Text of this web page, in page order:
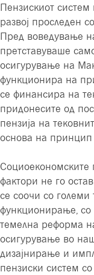
Пензискиот
развој проследен
Пред воведување
претставуваше
осигурување на
функционира на
се финансира на
придонесите од
пензија на
основа на принцип
Социоекономските
фактори не го
се соочи со
функционирање, со
темелна реформа
осигурување во
дизајнирање и
пензиски систем